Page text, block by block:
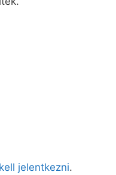
jelentkezni.